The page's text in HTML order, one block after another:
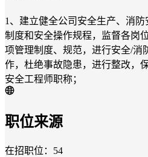
1、建立健全公司安全生产、消
制度和安全操作规程，监督各岗
项管理制度、规范，进行安全/消
作，杜绝事故隐患，进行整改，
安全工程师职称；
职位来源
在招职位：54